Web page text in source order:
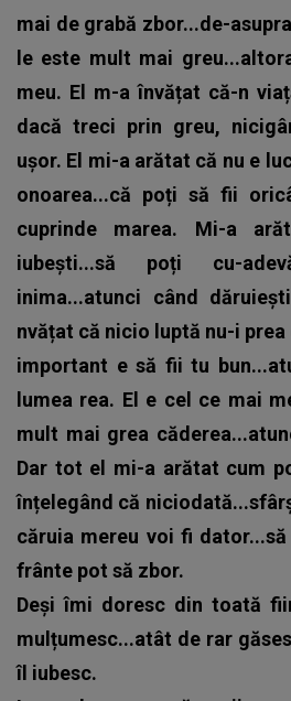
mai de grabă zbor...de-
le este mult mai
meu. El m-a învățat că-n
dacă treci prin greu,
ușor. El mi-a arătat că nu e
onoarea...că poți să fii
cuprinde marea. Mi-a
iubești...să poți cu-
inima...atunci când
nvățat că nicio luptă nu-i prea
important e să fii tu
lumea rea. El e cel ce mai
mult mai grea
Dar tot el mi-a arătat cum
înțelegând că
căruia mereu voi fi
frânte pot să zbor.
Deși îmi doresc din toată
mulțumesc...atât de rar
îl iubesc.